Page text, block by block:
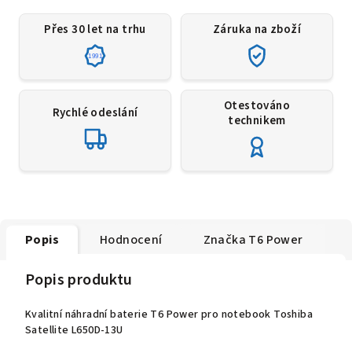
Přes 30 let na trhu
1991
Záruka na zboží
Rychlé odeslání
Otestováno
technikem
Popis Hodnocení Značka T6 Power
Popis produktu
Kvalitní náhradní baterie T6 Power pro notebook Toshiba
Satellite L650D-13U